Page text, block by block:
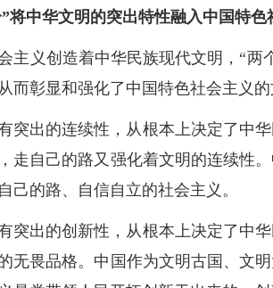
将中华文明的突出特性融入中国特色
主义创造着中华民族现代文明，“
而彰显和强化了中国特色社会主义的
突出的连续性，从根本上决定了中
走自己的路又强化着文明的连续性
己的路、自信自立的社会主义。
突出的创新性，从根本上决定了中
无畏品格。中国作为文明古国、文